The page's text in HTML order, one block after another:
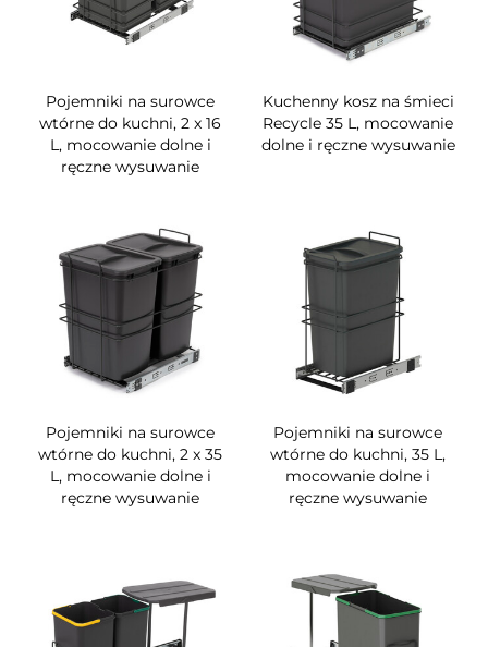
Pojemniki na surowce
wtórne do kuchni, 2 x 16
L, mocowanie dolne i
ręczne wysuwanie
Kuchenny kosz na śmieci
Recycle 35 L, mocowanie
dolne i ręczne wysuwanie
Pojemniki na surowce
wtórne do kuchni, 2 x 35
L, mocowanie dolne i
ręczne wysuwanie
Pojemniki na surowce
wtórne do kuchni, 35 L,
mocowanie dolne i
ręczne wysuwanie